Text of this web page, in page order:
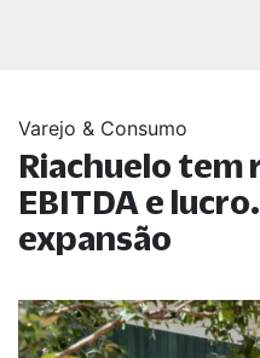
Varejo & Consumo
Riachuelo tem
EBITDA e
expansão